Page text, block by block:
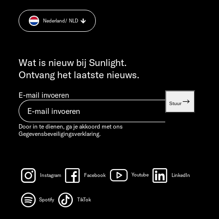
MA T/M DO 7:30 - 12:00 UUR EN 13:00 - 16:00 UUR
VR 7:30 - 12:00 UUR
info@sunlight.de
Cookie Consent
Informatie over het gewicht.
Wat is nieuw bij Sunlight.
Ontvang het laatste nieuws.
E-mail invoeren
Stuur
Door in te dienen, ga je akkoord met ons
Gegevensbeveiligingsverklaring.
Instagram Facebook Youtube LinkedIn
Spotify TikTok
Nederland / NLD